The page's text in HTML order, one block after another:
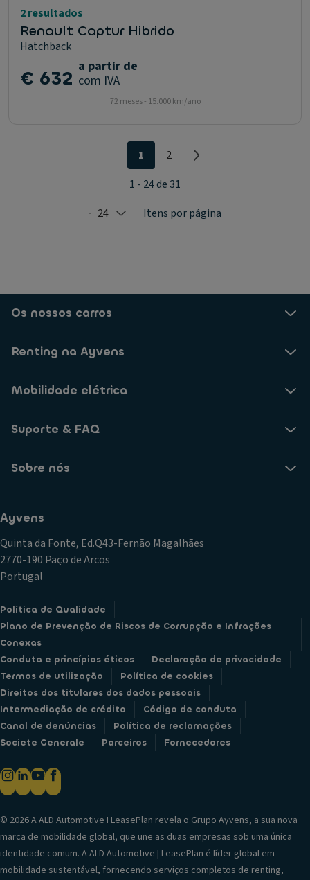
2 resultados
Renault Captur Hibrido
Hatchback
€ 632 a partir de
com IVA
72 meses - 15.000 km/ano
Selected: 24
24 Itens por página
1
2
1 - 24 de 31
Os nossos carros
Renting na Ayvens
Mobilidade elétrica
Suporte & FAQ
Sobre nós
Ayvens
Quinta da Fonte, Ed.Q43-Fernão Magalhães
2770-190 Paço de Arcos
Portugal
Política de Qualidade
Plano de Prevenção de Riscos de Corrupção e Infrações
Conexas
Conduta e princípios éticos
Declaração de privacidade
Termos de utilização
Política de cookies
Direitos dos titulares dos dados pessoais
Intermediação de crédito
Código de conduta
Canal de denúncias
Política de reclamações
Societe Generale
Parceiros Fornecedores
© 2026 A ALD Automotive I LeasePlan revela o Grupo Ayvens, a sua nova
marca de mobilidade global, que une as duas empresas sob uma única
identidade comum. A ALD Automotive | LeasePlan é líder global em
mobilidade sustentável, fornecendo serviços completos de renting,